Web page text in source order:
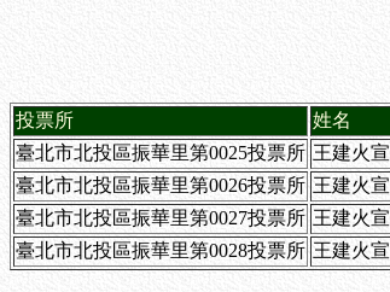
投票所 姓名
臺北市北投區振華里第0025投票所 王建火宣
臺北市北投區振華里第0026投票所 王建火宣
臺北市北投區振華里第0027投票所 王建火宣
臺北市北投區振華里第0028投票所 王建火宣